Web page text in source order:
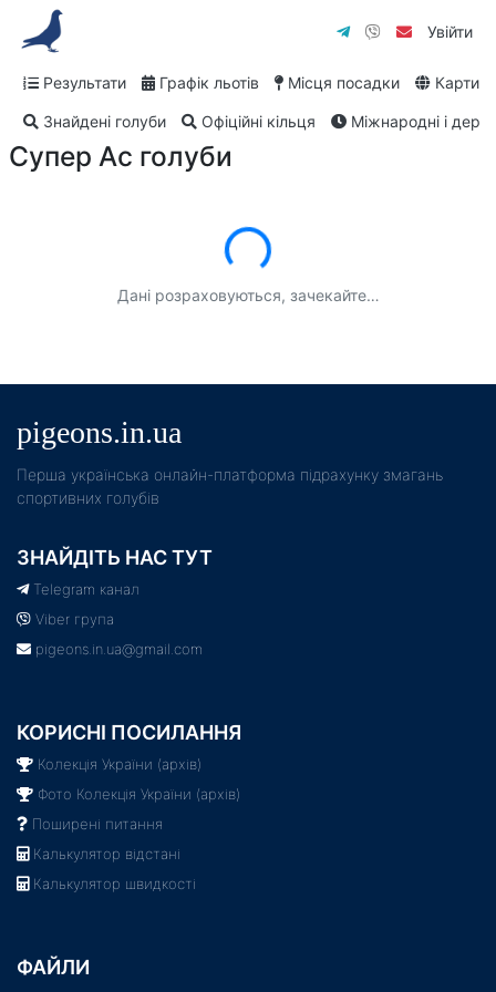
Увійти
Результати Графік льотів Місця посадки Карти
Знайдені голуби Офіційні кільця Міжнародні і
Супер Ас голуби
Завантаження...
Дані розраховуються, зачекайте…
pigeons.in.ua
Пeрша українська онлайн-платформа підрахунку змагань
спортивних голубів
ЗНАЙДІТЬ НАС ТУТ
Telegram канал
Viber група
pigeons.in.ua@gmail.com
КОРИСНІ ПОСИЛАННЯ
Колекція України (архів)
Фото Колекція України (архів)
Поширені питання
Калькулятор відстані
Калькулятор швидкості
ФАЙЛИ